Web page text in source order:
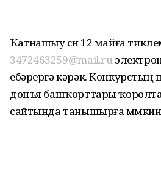
Ҡатнашыу өсөн 12 майға
3472463259@mail.ru
ебәрергә кәрәк. Конкурстың
донъя башҡорттары
сайтында танышырға